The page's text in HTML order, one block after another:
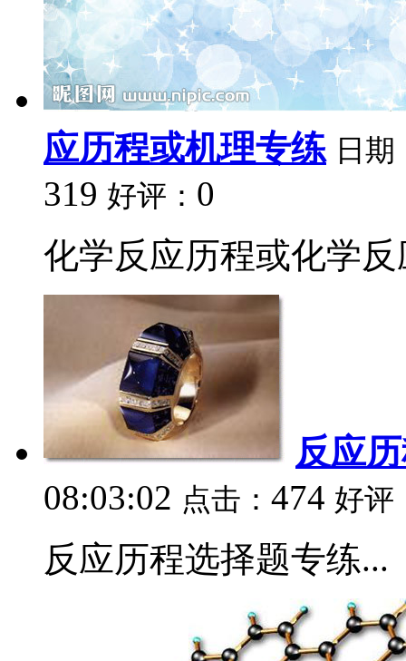
应历程或机理专练 日期
319 好评： 0
化学反应历程或化学
反应
08:03:02 点击： 474 好评
反应历程选择题专练...